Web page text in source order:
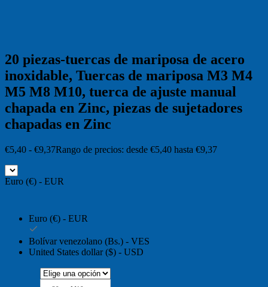
20 piezas-tuercas de mariposa de acero
inoxidable, Tuercas de mariposa M3 M4
M5 M8 M10, tuerca de ajuste manual
chapada en Zinc, piezas de sujetadores
chapadas en Zinc
€5,40 - €9,37Rango de precios: desde €5,40 hasta €9,37
Euro (€) - EUR
Euro (€) - EUR
Bolívar venezolano (Bs.) - VES
United States dollar ($) - USD